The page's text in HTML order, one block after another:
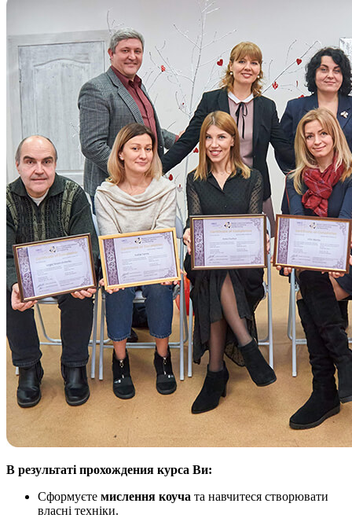
В результаті прохождения курса Ви:
Сформуєте мислення коуча та навчитеся створювати
власні техніки.